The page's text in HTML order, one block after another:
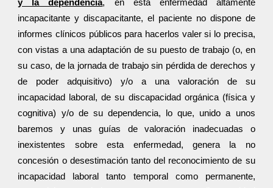
y la dependencia, en esta enfermedad altamente
incapacitante y discapacitante, el paciente no dispone de
informes clínicos públicos para hacerlos valer si lo precisa,
con vistas a una adaptación de su puesto de trabajo (o, en
su caso, de la jornada de trabajo sin pérdida de derechos y
de poder adquisitivo) y/o a una valoración de su
incapacidad laboral, de su discapacidad orgánica (física y
cognitiva) y/o de su dependencia, lo que, unido a unos
baremos y unas guías de valoración inadecuadas o
inexistentes sobre esta enfermedad, genera la no
concesión o desestimación tanto del reconocimiento de su
incapacidad laboral tanto temporal como permanente,